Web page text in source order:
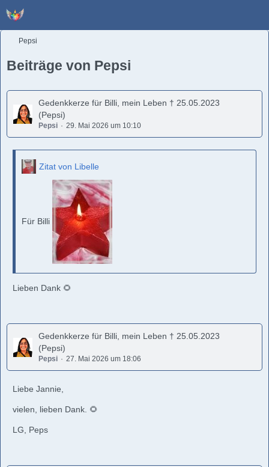
Pepsi
Beiträge von Pepsi
Gedenkkerze für Billi, mein Leben † 25.05.2023
(Pepsi)
Pepsi 29. Mai 2026 um 10:10
Zitat von Libelle
Für Billi
Lieben Dank 🌻
Gedenkkerze für Billi, mein Leben † 25.05.2023
(Pepsi)
Pepsi 27. Mai 2026 um 18:06
Liebe Jannie,
vielen, lieben Dank. 🌻
LG, Peps